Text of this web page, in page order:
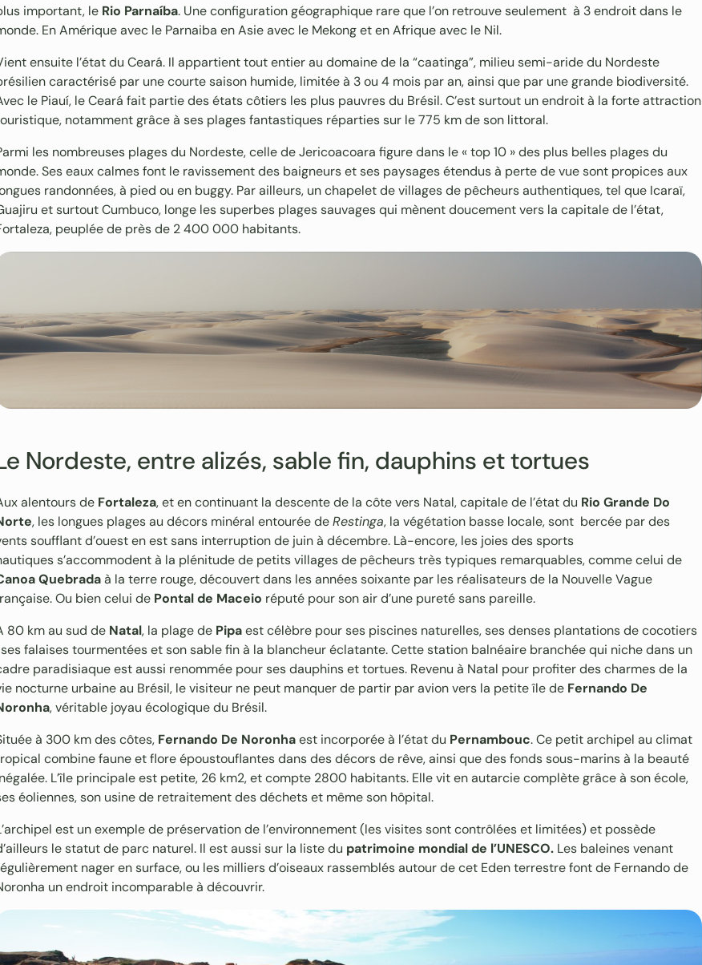
important, le Rio Parnaíba. Une configuration géographique rare que l’on retrouve seulement à 3 endroit dans le
En Amérique avec le Parnaiba en Asie avec le Mekong et en Afrique avec le Nil.
ensuite l’état du Ceará. Il appartient tout entier au domaine de la “caatinga”, milieu semi-aride du Nordeste
caractérisé par une courte saison humide, limitée à 3 ou 4 mois par an, ainsi que par une grande biodiversité.
le Piauí, le Ceará fait partie des états côtiers les plus pauvres du Brésil. C’est surtout un endroit à la forte attraction
notamment grâce à ses plages fantastiques réparties sur le 775 km de son littoral.
les nombreuses plages du Nordeste, celle de Jericoacoara figure dans le « top 10 » des plus belles plages du
Ses eaux calmes font le ravissement des baigneurs et ses paysages étendus à perte de vue sont propices aux
randonnées, à pied ou en buggy. Par ailleurs, un chapelet de villages de pêcheurs authentiques, tel que Icaraï,
et surtout Cumbuco, longe les superbes plages sauvages qui mènent doucement vers la capitale de l’état,
peuplée de près de 2 400 000 habitants.
Nordeste, entre alizés, sable fin, dauphins et tortues
alentours de Fortaleza, et en continuant la descente de la côte vers Natal, capitale de l’état du Rio Grande Do
, les longues plages au décors minéral entourée deRestinga, la végétation basse locale, sont bercée par des
soufflant d’ouest en est sans interruption de juin à décembre. Là-encore, les joies des sports
s’accommodent à la plénitude de petits villages de pêcheurs très typiques remarquables, comme celui de
Quebradaà la terre rouge, découvert dans les années soixante par les réalisateurs de la Nouvelle Vague
Ou bien celui de Pontal de Maceio réputé pour son air d’une pureté sans pareille.
80 km au sud de Natal, la plage de Pipaest célèbre pour ses piscines naturelles, ses denses plantations de cocotiers
falaises tourmentées et son sable fin à la blancheur éclatante. Cette station balnéaire branchée qui niche dans un
paradisiaque est aussi renommée pour ses dauphins et tortues. Revenu à Natal pour profiter des charmes de la
nocturne urbaine au Brésil, le visiteur ne peut manquer de partir par avion vers la petite île de Fernando De
, véritable joyau écologique du Brésil.
à 300 km des côtes, Fernando De Noronhaest incorporée à l’état du Pernambouc. Ce petit archipel au climat
combine faune et flore époustouflantes dans des décors de rêve, ainsi que des fonds sous-marins à la beauté
L’île principale est petite, 26 km2, et compte 2800 habitants. Elle vit en autarcie complète grâce à son école,
éoliennes, son usine de retraitement des déchets et même son hôpital.
est un exemple de préservation de l’environnement (les visites sont contrôlées et limitées) et possède
le statut de parc naturel. Il est aussi sur la liste du patrimoine mondial de l’UNESCO. Les baleines venant
nager en surface, ou les milliers d’oiseaux rassemblés autour de cet Eden terrestre font de Fernando de
un endroit incomparable à découvrir.